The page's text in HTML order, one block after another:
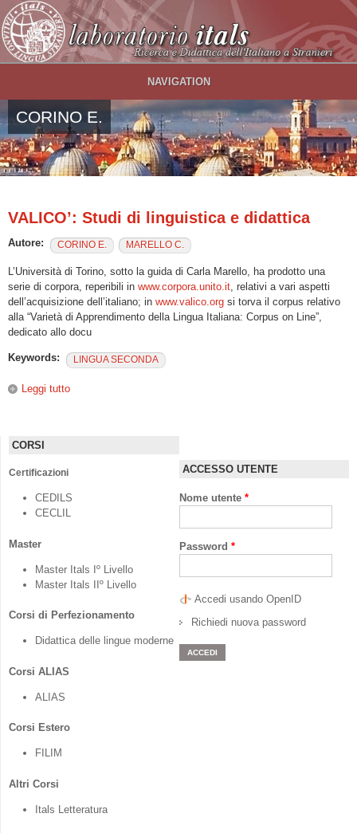
Salta al contenuto principale
NAVIGATION
CORINO E.
VALICO’: Studi di linguistica e didattica
Autore: CORINO E. MARELLO C.
L’Università di Torino, sotto la guida di Carla Marello, ha prodotto una
serie di corpora, reperibili in www.corpora.unito.it, relativi a vari aspetti
dell’acquisizione dell’italiano; in www.valico.org si torva il corpus relativo
alla “Varietà di Apprendimento della Lingua Italiana: Corpus on Line”,
dedicato allo docu
Keywords: LINGUA SECONDA
Leggi tutto
CORSI
Certificazioni
CEDILS
CECLIL
Master
Master Itals Iº Livello
Master Itals IIº Livello
Corsi di Perfezionamento
Didattica delle lingue moderne
Corsi ALIAS
ALIAS
Corsi Estero
FILIM
Altri Corsi
Itals Letteratura
ACCESSO UTENTE
Nome utente *
Password *
Accedi usando OpenID
Richiedi nuova password